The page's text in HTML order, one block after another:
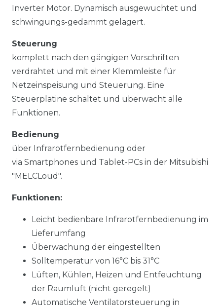
Inverter Motor. Dynamisch ausgewuchtet und
schwingungs-gedämmt gelagert.
Steuerung
komplett nach den gängigen Vorschriften
verdrahtet und mit einer Klemmleiste für
Netzeinspeisung und Steuerung. Eine
Steuerplatine schaltet und überwacht alle
Funktionen.
Bedienung
über Infrarotfernbedienung oder
via Smartphones und Tablet-PCs in der Mitsubishi
"MELCLoud".
Funktionen:
Leicht bedienbare Infrarotfernbedienung im
Lieferumfang
Überwachung der eingestellten
Solltemperatur von 16°C bis 31°C
Lüften, Kühlen, Heizen und Entfeuchtung
der Raumluft (nicht geregelt)
Automatische Ventilatorsteuerung in